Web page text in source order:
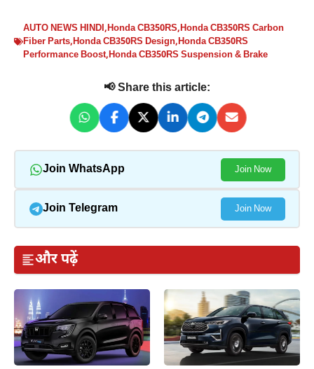
AUTO NEWS HINDI,Honda CB350RS,Honda CB350RS Carbon
Fiber Parts,Honda CB350RS Design,Honda CB350RS
Performance Boost,Honda CB350RS Suspension & Brake
📢 Share this article:
Join WhatsApp Join Now
Join Telegram Join Now
और पढ़ें